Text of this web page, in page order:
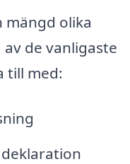
mängd olika
de vanligaste
till med: